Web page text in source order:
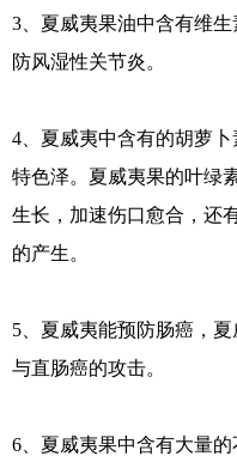
3、夏威夷果油中含有维
防风湿性关节炎。
4、夏威夷中含有的胡萝
特色泽。夏威夷果的叶绿
生长，加速伤口愈合，还
的产生。
5、夏威夷能预防肠癌，
与直肠癌的攻击。
6、夏威夷果中含有大量